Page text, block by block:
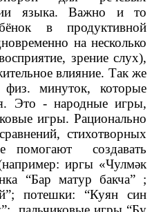
языка. Важно и то
в продуктивной
на несколько
зрение слух),
влияние. Так же
минуток, которые
Это - народные игры,
игры. Рационально
стихотворных
помогают создавать
иргы «Чулмәк
“Бар матур бакча” ;
потешки: “Куян син